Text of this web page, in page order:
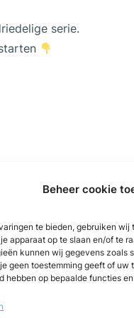
Beheer cookie
te bieden, gebruiken
apparaat op te slaan en/of te
kunnen wij gegevens zoals
geen toestemming geeft of uw
hebben op bepaalde functies
serie.